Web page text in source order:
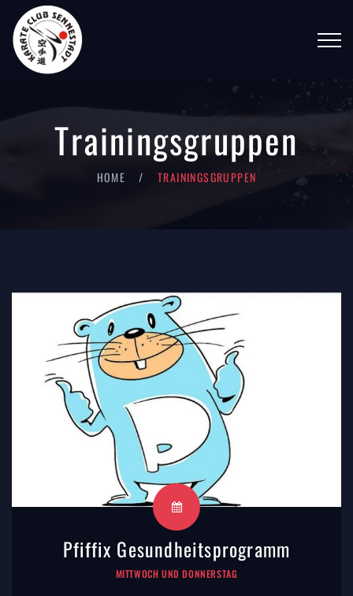
Trainingsgruppen
HOME TRAININGSGRUPPEN
Pfiffix Gesundheitsprogramm
MITTWOCH UND DONNERSTAG